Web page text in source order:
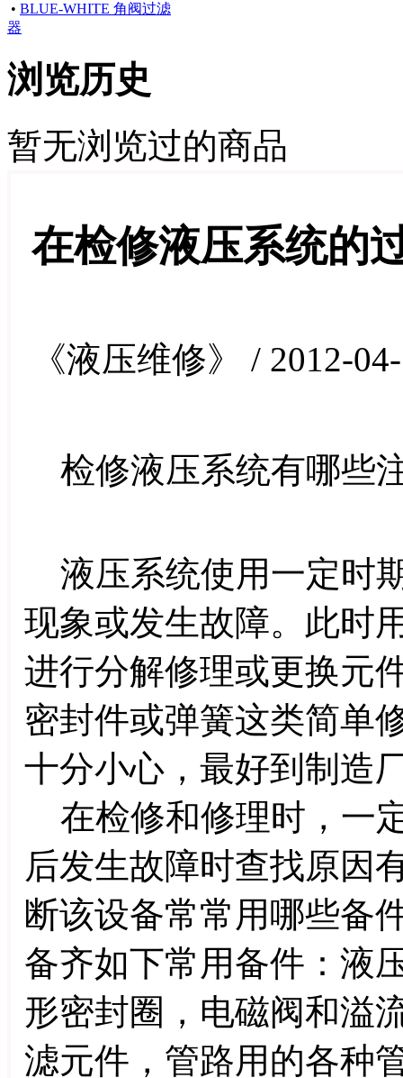
• BLUE-WHITE 角阀过滤
器
浏览历史
暂无浏览过的商品
在检修液压系统的
《液压维修》 / 2012-
检修液压系统有哪些
液压系统使用一定时
现象或发生故障。此时
进行分解修理或更换元
密封件或弹簧这类简单
十分小心，最好到制造
在检修和修理时，一
后发生故障时查找原因
断该设备常常用哪些备
备齐如下常用备件：液
形密封圈，电磁阀和溢
滤元件，管路用的各种